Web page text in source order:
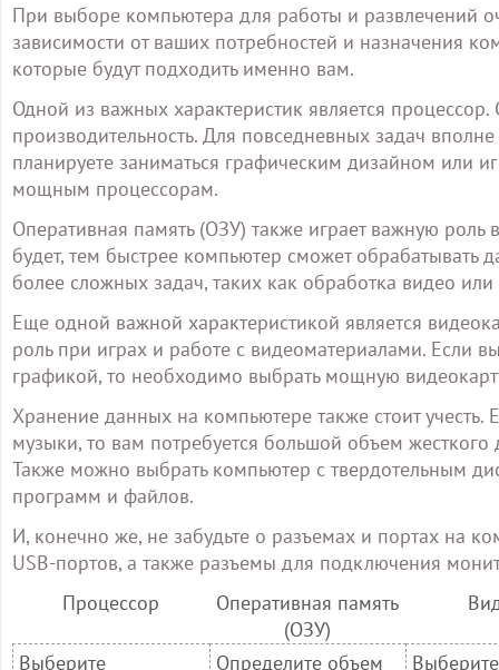
При выборе компьютера для работы и развлечений
зависимости от ваших потребностей и назначения
которые будут подходить именно вам.
Одной из важных характеристик является
производительность. Для повседневных задач
планируете заниматься графическим дизайном или
мощным процессорам.
Оперативная память (ОЗУ) также играет важную
будет, тем быстрее компьютер сможет
более сложных задач, таких как обработка видео
Еще одной важной характеристикой является
роль при играх и работе с видеоматериалами. Если
графикой, то необходимо выбрать мощную
Хранение данных на компьютере также стоит
музыки, то вам потребуется большой объем
Также можно выбрать компьютер с твердотельным
программ и файлов.
И, конечно же, не забудьте о разъемах и портах на
USB-портов, а также разъемы для подключения
Процессор
Оперативная память
(ОЗУ)
Выберите Определите объем